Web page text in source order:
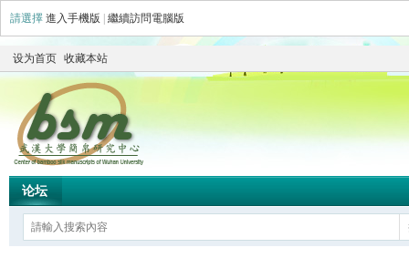
請選擇 進入手機版 繼續訪問電腦版
设为首页 收藏本站
论坛